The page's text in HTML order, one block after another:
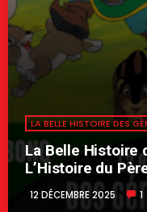
LA BELLE HISTOIRE DES
La Belle Histoire
L’Histoire du
12 DÉCEMBRE 2025 1